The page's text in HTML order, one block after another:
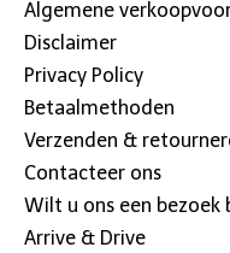
Algemene
Disclaimer
Privacy Policy
Betaalmethoden
Verzenden &
Contacteer ons
Wilt u ons een bezoek
Arrive & Drive